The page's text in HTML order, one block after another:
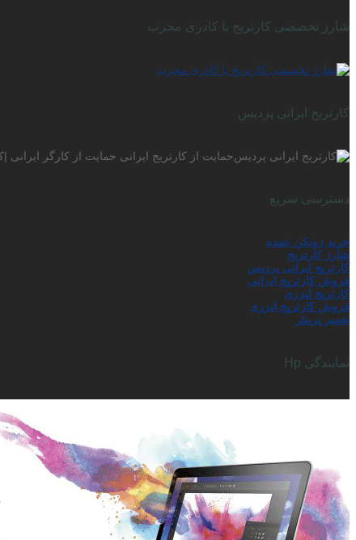
شارژ تخصصی کارتریج با کادری مجرب
کارتریج ایرانی پردیس
حمایت از کارتریج ایرانی حمایت از کارگر
دسترسی سریع
خرید زونکن عمده
شارژ کارتریج
کارتریج ایرانی پردیس
فروش کارتریج ایرانی
کارتریج لیزری
فروش کارتریج لیزری
تعمیر پرینتر
نمایندگی Hp